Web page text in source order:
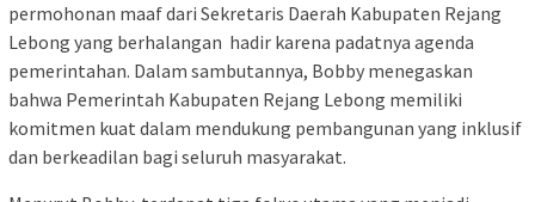
permohonan maaf dari Sekretaris Daerah Kabupaten Rejang
Lebong yang berhalangan hadir karena padatnya agenda
pemerintahan. Dalam sambutannya, Bobby menegaskan
bahwa Pemerintah Kabupaten Rejang Lebong memiliki
komitmen kuat dalam mendukung pembangunan yang inklusif
dan berkeadilan bagi seluruh masyarakat.